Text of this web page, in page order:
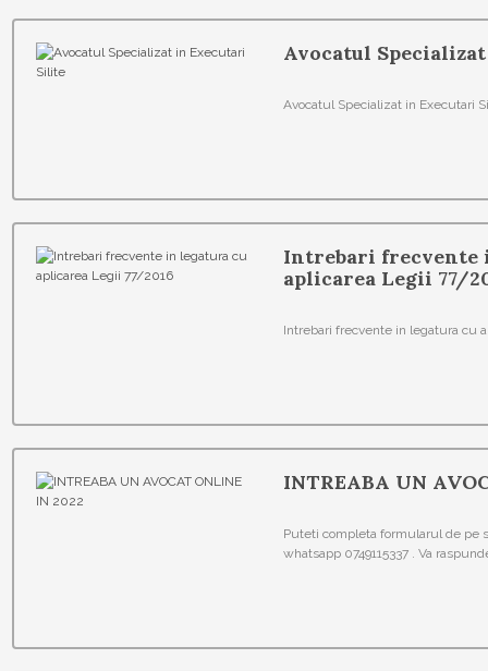
Avocatul
Avocatul Specializat in Executari
Intrebari frecvente
aplicarea Legii 77/
Intrebari frecvente in legatura cu
INTREABA UN
Puteti completa formularul de pe
whatsapp 0749115337 . Va